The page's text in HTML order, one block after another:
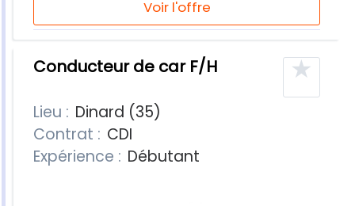
Voir l'offre
Conducteur de car F/H ★
Lieu : Dinard (35)
Contrat : CDI
Expérience : Débutant